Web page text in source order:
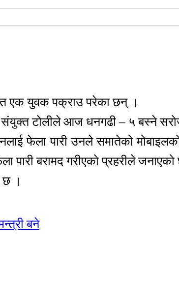
एक युवक पक्राउ परेका छन् ।
संयुक्त टोलीले आज धनगढी – ५ बस्ने
फेला पारी उनले समातेको
पारी बरामद गरीएको प्रहरीले
छ ।
बने